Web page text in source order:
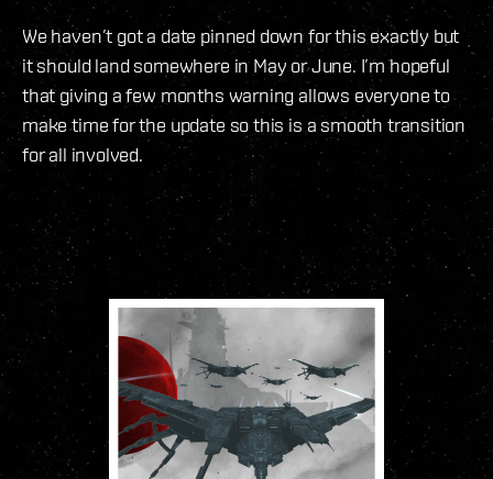
We haven’t got a date pinned down for this exactly but
it should land somewhere in May or June. I’m hopeful
that giving a few months warning allows everyone to
make time for the update so this is a smooth transition
for all involved.